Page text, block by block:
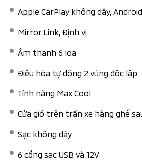
đồng hồ kết hợp màn hình lái kỹ
hình giải trí đa thông tin 9 inch hỗ